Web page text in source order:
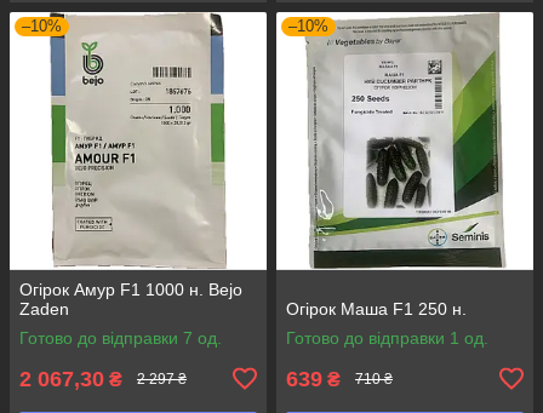
–10%
Огірок Амур F1 1000 н. Bejo
Zaden
Готово до відправки 7 од.
2 067,30 ₴ 2 297 ₴
–10%
Огірок Маша F1 250 н.
Готово до відправки 1 од.
639 ₴ 710 ₴